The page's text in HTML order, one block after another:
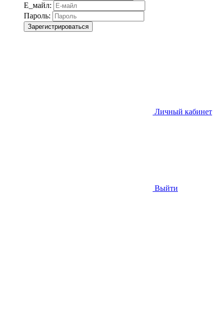
Е_майл:
Пароль:
Зарегистрироваться
Личный кабинет
Выйти